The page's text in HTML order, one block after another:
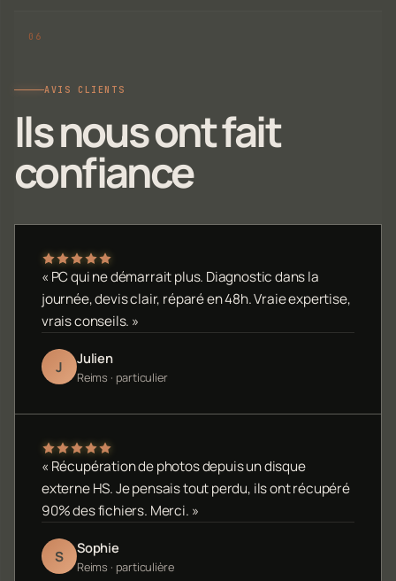
AVIS CLIENTS
Ils nous ont fait
confiance
« PC qui ne démarrait plus. Diagnostic dans la
journée, devis clair, réparé en 48h. Vraie expertise,
vrais conseils. »
J Julien
Reims · particulier
« Récupération de photos depuis un disque
externe HS. Je pensais tout perdu, ils ont récupéré
90% des fichiers. Merci. »
S Sophie
Reims · particulière